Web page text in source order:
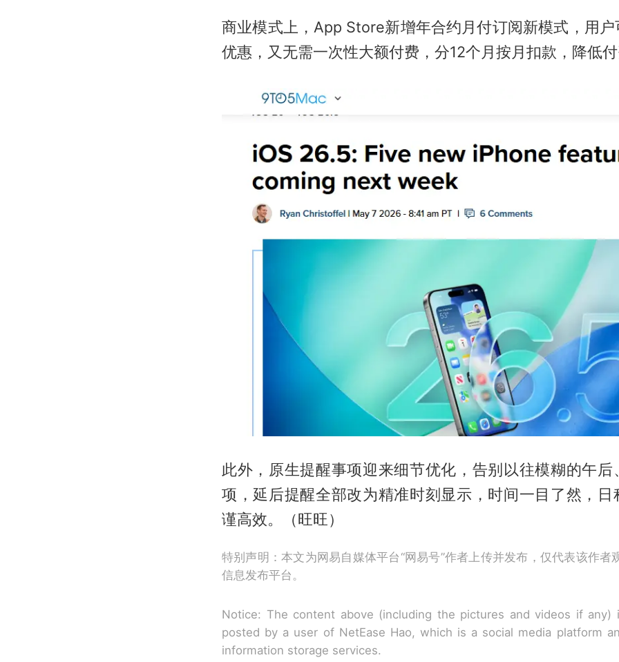
商业模式上，App Store新增年合约月付订阅新模式，用
优惠，又无需一次性大额付费，分12个月按月扣款，降低
此外，原生提醒事项迎来细节优化，告别以往模糊的午后
项，延后提醒全部改为精准时刻显示，时间一目了然，日
谨高效。（旺旺）
特别声明：本文为网易自媒体平台“网易号”作者上传并发布，仅代表该作者
信息发布平台。
Notice: The content above (including the pictures and videos if any)
posted by a user of NetEase Hao, which is a social media platform
information storage services.